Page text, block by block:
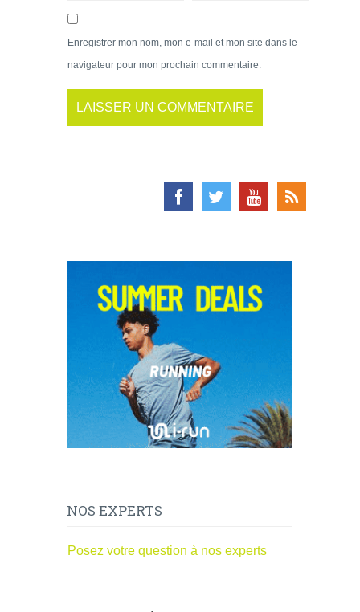
Enregistrer mon nom, mon e-mail et mon site dans le
navigateur pour mon prochain commentaire.
NOS EXPERTS
Posez votre question à nos experts